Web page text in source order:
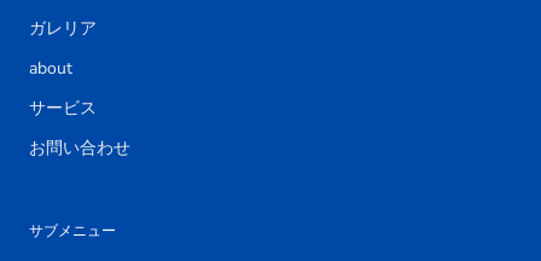
ガレリア
about
サービス
お問い合わせ
サブメニュー